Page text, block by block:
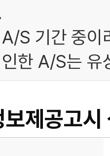
S 기간 중이
한 A/S는 유
제공고시